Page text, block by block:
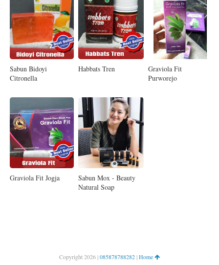
Sabun Bidoyi
Citronella
Habbats Tren
Graviola Fit
Purworejo
Graviola Fit Jogja
Sabun Mox - Beauty
Natural Soap
Copyright2026 |085878788282 |Home